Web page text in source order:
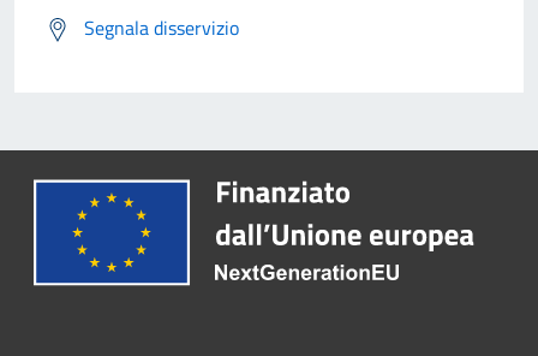
Segnala disservizio